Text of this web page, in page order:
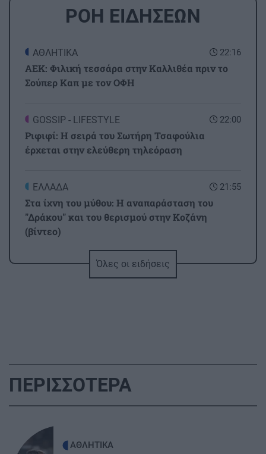
ΡΟΗ ΕΙΔΗΣΕΩΝ
22:16
ΑΘΛΗΤΙΚΑ
ΑΕΚ: Φιλική τεσσάρα στην Καλλιθέα πριν το
Σούπερ Καπ με τον ΟΦΗ
22:00
GOSSIP - LIFESTYLE
Ριφιφί: Η σειρά του Σωτήρη Τσαφούλια
έρχεται στην ελεύθερη τηλεόραση
21:55
ΕΛΛΑΔΑ
Στα ίχνη του μύθου: Η αναπαράσταση του
"Δράκου" και του θερισμού στην Κοζάνη
(βίντεο)
φέρνει εκρηκτική άνοδο στις κρατήσεις
ΠΟΛΙΤΙΣΜΟΣ
Αντάμωμα Ελλάδας και Κύπρου με φόντο το
Μπούρτζι
Όλες οι ειδήσεις
ΠΕΡΙΣΣΟΤΕΡΑ
ΑΘΛΗΤΙΚΑ